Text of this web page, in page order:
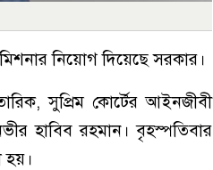
নিয়োগ দিয়েছে সরকার।
সুপ্রিম কোর্টের আইনজীবী
হাবিব রহমান। বৃহস্পতিবার
হয়।